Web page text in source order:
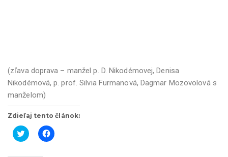
(zľava doprava – manžel p. D. Nikodémovej, Denisa
Nikodémová, p. prof. Silvia Furmanová, Dagmar Mozovolová s
manželom)
Zdieľaj tento článok:
K
i
K
i